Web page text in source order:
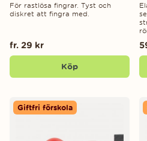
För rastlösa fingrar. Tyst och
diskret att fingra med.
fr. 29 kr
Köp
Giftfri förskola